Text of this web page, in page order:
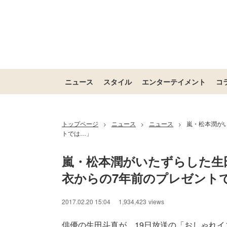
ニュース スタイル エンターテイメント コ
トップページ > ニュース > ニュース >
嵐・松本潤が
トでは…」
嵐・松本潤がいたずらした
衣からの7年前のプレゼン
2017.02.20 15:04 1,934,423 views